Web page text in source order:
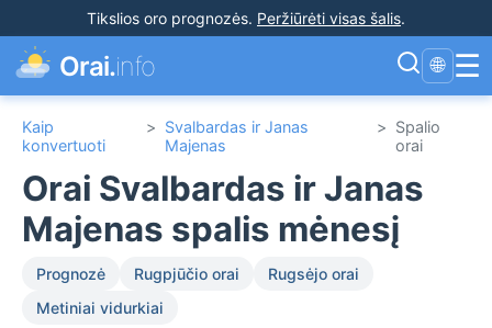
Tikslios oro prognozės. Peržiūrėti visas šalis.
Orai.info 🌐 ☰
Kaip
konvertuoti
> Svalbardas ir Janas
Majenas
> Spalio
orai
Orai Svalbardas ir Janas
Majenas spalis mėnesį
Prognozė Rugpjūčio orai
Rugsėjo orai
Metiniai vidurkiai